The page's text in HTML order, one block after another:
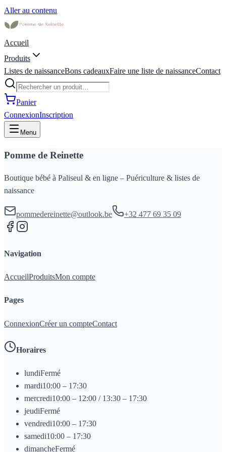
Aller au contenu
Accueil
Produits
Listes de naissanceBons cadeauxFaire une liste de naissanceContact
Panier
ConnexionInscription
Menu
Pomme de Reinette
Boutique bébé à Paliseul & en ligne – Puériculture & listes de
naissance
pommedereinette@outlook.be +32 477 69 35 09
Navigation
AccueilProduitsMon compte
Pages
ConnexionCréer un compteContact
Horaires
lundiFermé
mardi10:00 – 17:30
mercredi10:00 – 12:00 / 13:30 – 17:30
jeudiFermé
vendredi10:00 – 17:30
samedi10:00 – 17:30
dimancheFermé